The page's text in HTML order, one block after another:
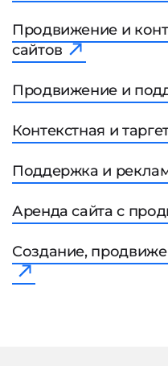
Продвижение и
сайтов
Продвижение и
Контекстная и
Поддержка и
Аренда сайта с
Создание,